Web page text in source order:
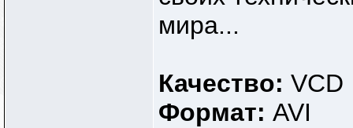
мира...
Качество: VCD
Формат: AVI